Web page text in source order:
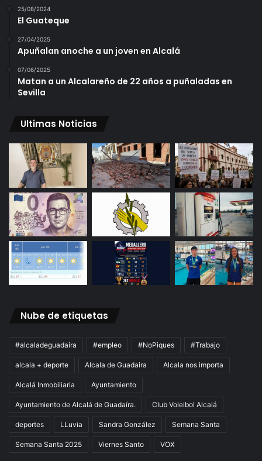
25/08/2024
El Guateque
27/04/2025
Apuñalan anoche a un joven en Alcalá
07/06/2025
Matan a un Alcalareño de 22 años a puñaladas en
Sevilla
Ultimas Noticias
Nube de etiquetas
#alcaladeguadaira #empleo #NoPiques #Trabajo
alcala + deporte Alcala de Guadaira Alcala nos importa
Alcalá Inmobiliaria Ayuntamiento
Ayuntamiento de Alcalá de Guadaíra. Club Voleibol Alcalá
deportes LLuvia Sandra González Semana Santa
Semana Santa 2025 Viernes Santo VOX